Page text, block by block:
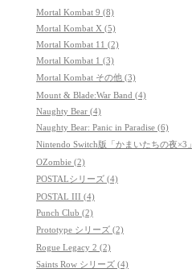
Mortal Kombat 9 (8)
Mortal Kombat X (5)
Mortal Kombat 11 (2)
Mortal Kombat 1 (3)
Mortal Kombat その他 (3)
Mount & Blade:War Band (4)
Naughty Bear (4)
Naughty Bear: Panic in Paradise (6)
Nintendo Switch版「かまいたちの夜×3
OZombie (2)
POSTALシリーズ (4)
POSTAL III (4)
Punch Club (2)
Prototype シリーズ (2)
Rogue Legacy 2 (2)
Saints Row シリーズ (4)